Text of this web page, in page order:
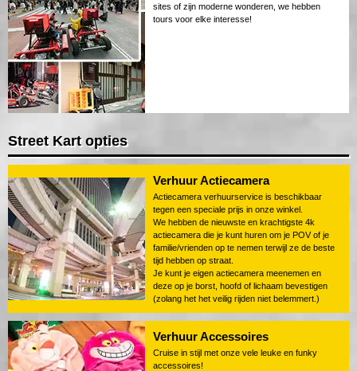
sites of zijn moderne wonderen, we hebben
tours voor elke interesse!
Street Kart opties
Verhuur Actiecamera
Actiecamera verhuurservice is beschikbaar
tegen een speciale prijs in onze winkel.
We hebben de nieuwste en krachtigste 4k
actiecamera die je kunt huren om je POV of je
familie/vrienden op te nemen terwijl ze de beste
tijd hebben op straat.
Je kunt je eigen actiecamera meenemen en
deze op je borst, hoofd of lichaam bevestigen
(zolang het het veilig rijden niet belemmert.)
Verhuur Accessoires
Cruise in stijl met onze vele leuke en funky
accessoires!